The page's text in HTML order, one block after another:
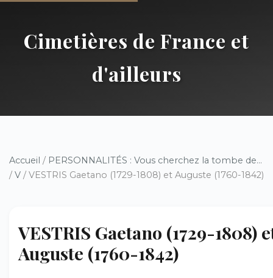
Cimetières de France et
d'ailleurs
Accueil / PERSONNALITÉS : Vous cherchez la tombe de...
/ V / VESTRIS Gaetano (1729-1808) et Auguste (1760-1842)
VESTRIS Gaetano (1729-1808)
Auguste (1760-1842)